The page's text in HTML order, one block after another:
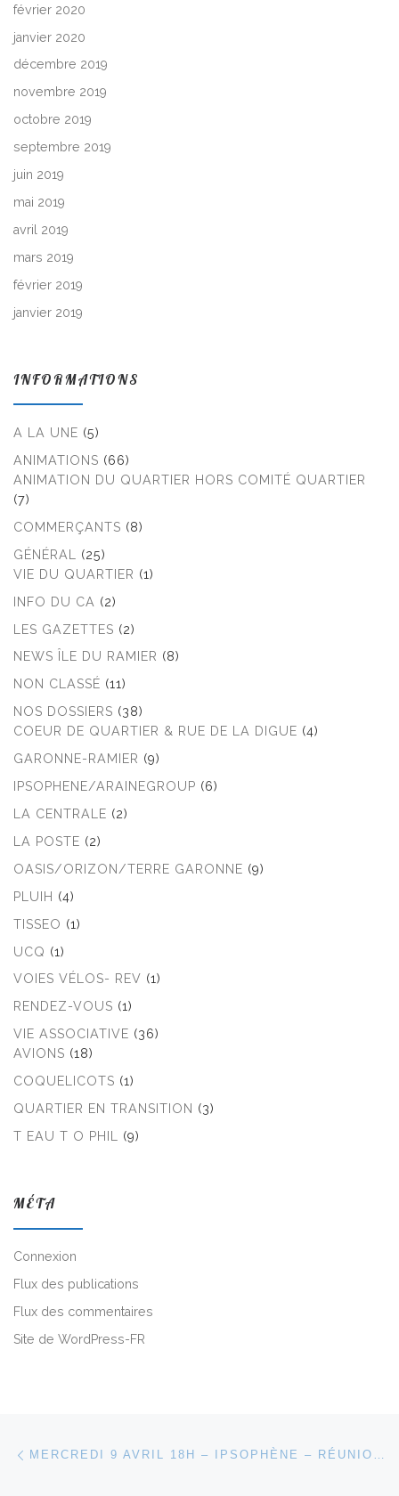
février 2020
janvier 2020
décembre 2019
novembre 2019
octobre 2019
septembre 2019
juin 2019
mai 2019
avril 2019
mars 2019
février 2019
janvier 2019
INFORMATIONS
A LA UNE (5)
ANIMATIONS (66)
ANIMATION DU QUARTIER HORS COMITÉ QUARTIER
(7)
COMMERÇANTS (8)
GÉNÉRAL
(25)
VIE DU QUARTIER (1)
INFO DU CA (2)
LES GAZETTES (2)
NEWS ÎLE DU RAMIER (8)
NON CLASSÉ (11)
NOS DOSSIERS (38)
COEUR DE QUARTIER & RUE DE LA DIGUE (4)
GARONNE-RAMIER (9)
IPSOPHENE/ARAINEGROUP (6)
LA CENTRALE (2)
LA POSTE (2)
OASIS/ORIZON/TERRE GARONNE (9)
PLUIH (4)
TISSEO (1)
UCQ (1)
VOIES VÉLOS- REV (1)
RENDEZ-VOUS (1)
VIE ASSOCIATIVE (36)
AVIONS (18)
COQUELICOTS (1)
QUARTIER EN TRANSITION (3)
T EAU T O PHIL
(9)
MÉTA
Connexion
Flux des publications
Flux des commentaires
Site de WordPress-FR
Parcourir les articles MERCREDI 9 AVRIL 18H – IPSOPHÈNE – RÉUNION PUBLIQUE D’OUVERTURE